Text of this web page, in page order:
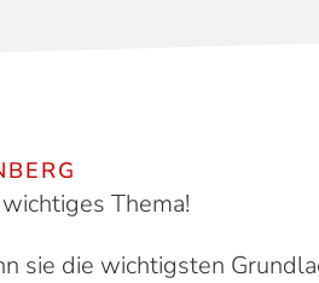
Thema!
sie die wichtigsten